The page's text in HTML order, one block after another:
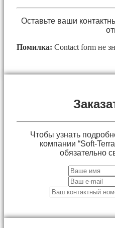
Оставьте ваши
Помилка: Contact form не
Чтобы узнать
компании “Soft-
обязательно